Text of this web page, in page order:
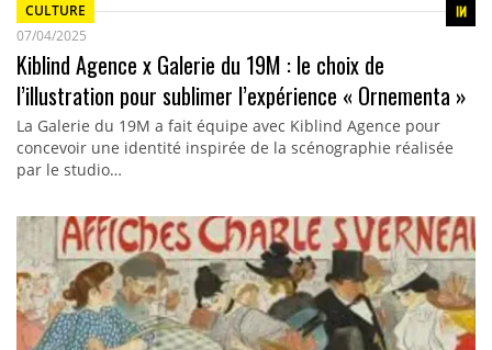
CULTURE
07/04/2025
Kiblind Agence x Galerie du 19M : le choix de
l’illustration pour sublimer l’expérience « Ornementa »
La Galerie du 19M a fait équipe avec Kiblind Agence pour
concevoir une identité inspirée de la scénographie réalisée
par le studio…